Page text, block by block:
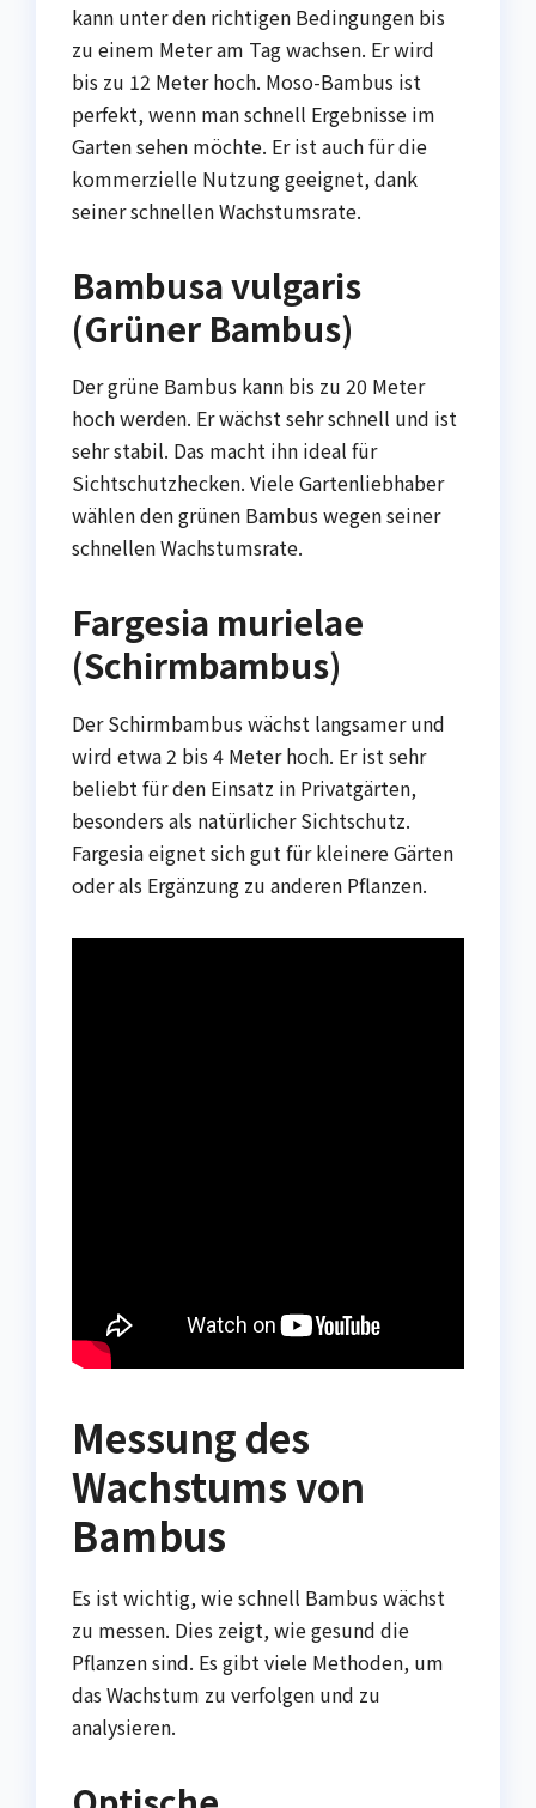
kann unter den richtigen Bedingungen bis
zu einem Meter am Tag wachsen. Er wird
bis zu 12 Meter hoch. Moso-Bambus ist
perfekt, wenn man schnell Ergebnisse im
Garten sehen möchte. Er ist auch für die
kommerzielle Nutzung geeignet, dank
seiner schnellen Wachstumsrate.
Bambusa vulgaris
(Grüner Bambus)
Der grüne Bambus kann bis zu 20 Meter
hoch werden. Er wächst sehr schnell und ist
sehr stabil. Das macht ihn ideal für
Sichtschutzhecken. Viele Gartenliebhaber
wählen den grünen Bambus wegen seiner
schnellen Wachstumsrate.
Fargesia murielae
(Schirmbambus)
Der Schirmbambus wächst langsamer und
wird etwa 2 bis 4 Meter hoch. Er ist sehr
beliebt für den Einsatz in Privatgärten,
besonders als natürlicher Sichtschutz.
Fargesia eignet sich gut für kleinere Gärten
oder als Ergänzung zu anderen Pflanzen.
Messung des
Wachstums von
Bambus
Es ist wichtig, wie schnell Bambus wächst
zu messen. Dies zeigt, wie gesund die
Pflanzen sind. Es gibt viele Methoden, um
das Wachstum zu verfolgen und zu
analysieren.